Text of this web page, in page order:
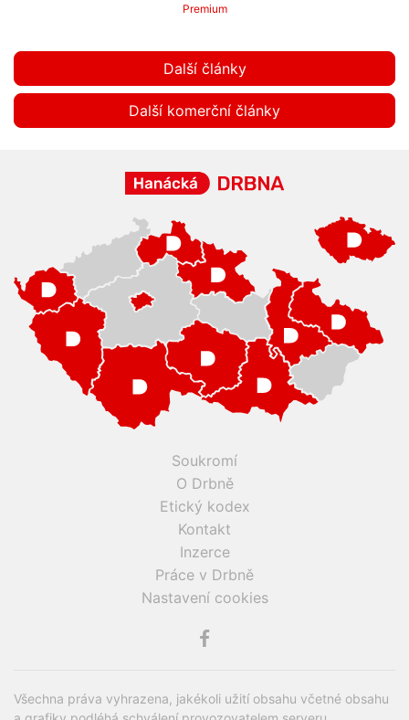
Premium
Další články
Další komerční články
Soukromí
O Drbně
Etický kodex
Kontakt
Inzerce
Práce v Drbně
Nastavení cookies
Všechna práva vyhrazena, jakékoli užití obsahu včetné obsahu